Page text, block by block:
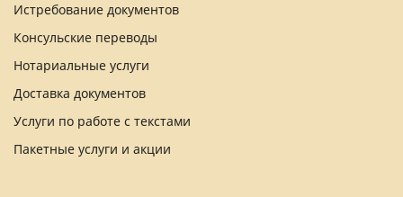
Истребование документов
Консульские переводы
Нотариальные услуги
Доставка документов
Услуги по работе с текстами
Пакетные услуги и акции